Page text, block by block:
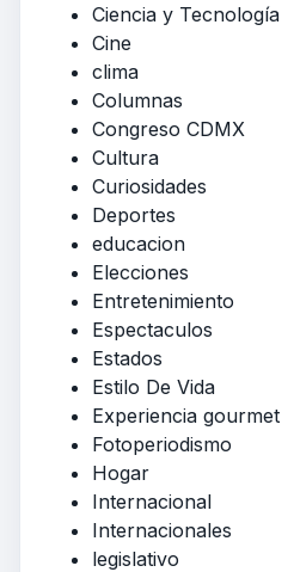
Ciencia y Tecnología
Cine
clima
Columnas
Congreso CDMX
Cultura
Curiosidades
Deportes
educacion
Elecciones
Entretenimiento
Espectaculos
Estados
Estilo De Vida
Experiencia gourmet
Fotoperiodismo
Hogar
Internacional
Internacionales
legislativo